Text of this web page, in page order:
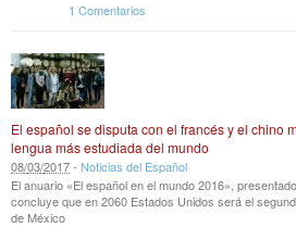
1 Comentarios
El español se disputa con el francés y el chino
lengua más estudiada del mundo
08/03/2017- Noticias del Español
El anuario «El español en el mundo 2016»,
concluye que en 2060 Estados Unidos será el
de México